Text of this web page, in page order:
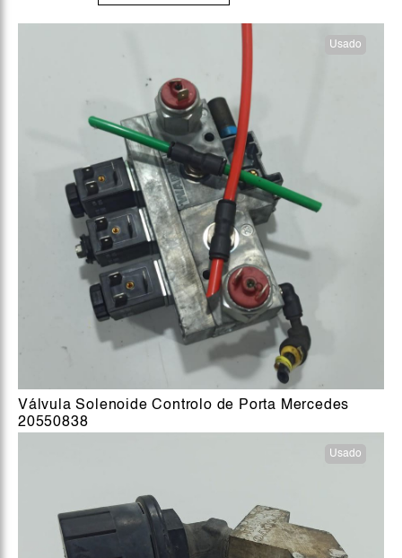
Usado
Válvula Solenoide Controlo de Porta Mercedes
20550838
Usado